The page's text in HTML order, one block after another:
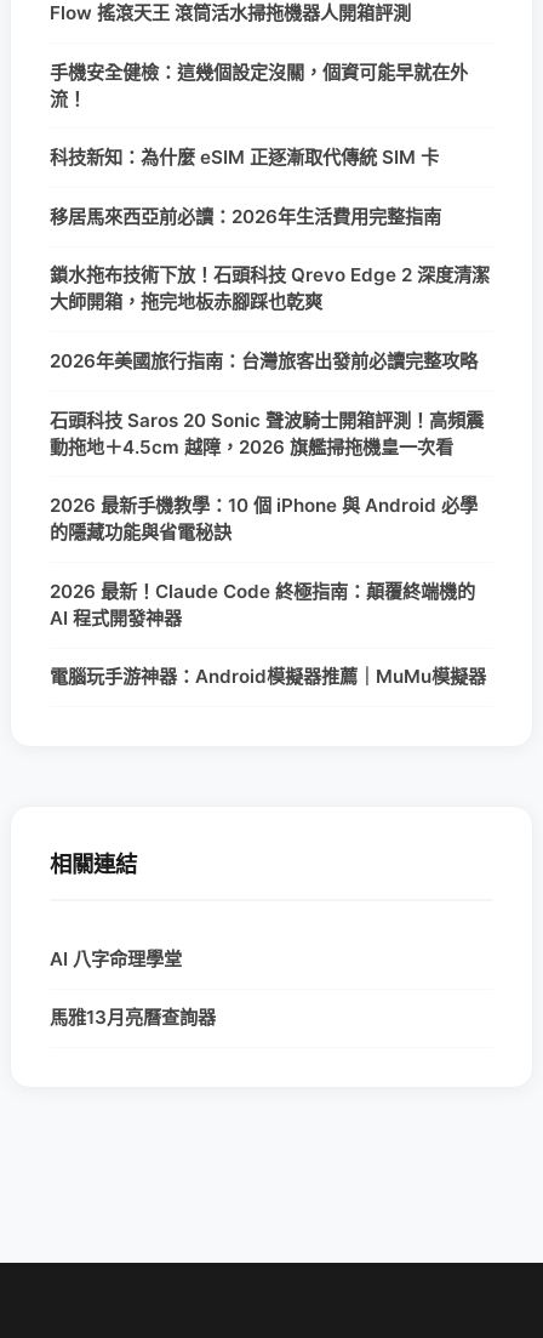
Flow 搖滾天王 滾筒活水掃拖機器人開箱評測
手機安全健檢：這幾個設定沒關，個資可能早就在外
流！
科技新知：為什麼 eSIM 正逐漸取代傳統 SIM 卡
移居馬來西亞前必讀：2026年生活費用完整指南
鎖水拖布技術下放！石頭科技 Qrevo Edge 2 深度清潔
大師開箱，拖完地板赤腳踩也乾爽
2026年美國旅行指南：台灣旅客出發前必讀完整攻略
石頭科技 Saros 20 Sonic 聲波騎士開箱評測！高頻震
動拖地＋4.5cm 越障，2026 旗艦掃拖機皇一次看
2026 最新手機教學：10 個 iPhone 與 Android 必學
的隱藏功能與省電秘訣
2026 最新！Claude Code 終極指南：顛覆終端機的
AI 程式開發神器
電腦玩手游神器：Android模擬器推薦｜MuMu模擬器
相關連結
AI 八字命理學堂
馬雅13月亮曆查詢器